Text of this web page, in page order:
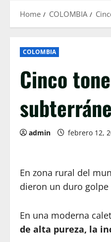
Home COLOMBIA
COLOMBIA
Cinco
admin febrero 12,
En zona rural del
dieron un duro
En una moderna
de alta pureza, la